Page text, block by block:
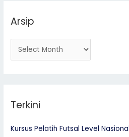
Arsip
Terkini
Kursus Pelatih Futsal Level